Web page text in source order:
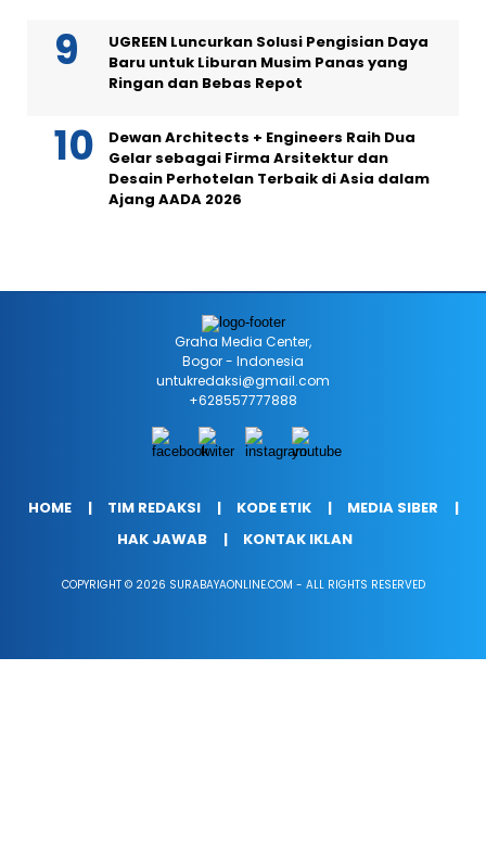
UGREEN Luncurkan Solusi Pengisian Daya
Baru untuk Liburan Musim Panas yang
Ringan dan Bebas Repot
Dewan Architects + Engineers Raih Dua
Gelar sebagai Firma Arsitektur dan
Desain Perhotelan Terbaik di Asia dalam
Ajang AADA 2026
Graha Media Center,
Bogor - Indonesia
untukredaksi@gmail.com
+628557777888
HOME TIM REDAKSI KODE ETIK
MEDIA SIBER
HAK JAWAB
KONTAK IKLAN
COPYRIGHT © 2026 SURABAYAONLINE.COM - ALL RIGHTS RESERVED